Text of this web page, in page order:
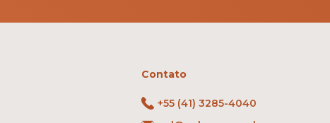
Contato
+55 (41) 3285-4040